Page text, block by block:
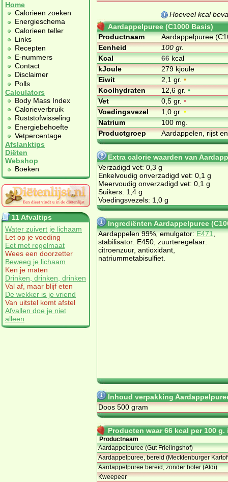
Home
Calorieen zoeken
Energieschema
Calorieen teller
Links
Recepten
E-nummers
Contact
Disclaimer
Polls
Calculators
Body Mass Index
Calorieverbruik
Ruststofwisseling
Energiebehoefte
Vetpercentage
Afslanktips
Diëten
Webshop
Boeken
11 Afvaltips
Water zuivert je lichaam
Let op je voeding
Eet met regelmaat
Wees een doorzetter
Beweeg je lichaam
Ken je maten
Drinken, drinken, drinken
Val af, maar blijf eten
De wekker is je vriend
Van uitstel komt afstel
Afvallen doe je niet
alleen
Hoeveel kcal
Aardappelpuree (C1000 Basis)
Productnaam
Aardappelpuree
Eenheid
100 gr.
Kcal
66kcal
kJoule
279 kjoule
Eiwit
2,1 gr.•
Koolhydraten
12,6 gr.•
Vet
0,5 gr.•
Voedingsvezel
1,0 gr.•
Natrium
100 mg.
Productgroep
Aardappelen, rijst
Extra calorie waarden van
Verzadigd vet: 0,3 g
Enkelvoudig onverzadigd vet: 0,1 g
Meervoudig onverzadigd vet: 0,1 g
Suikers: 1,4 g
Voedingsvezels: 1,0 g
Ingrediënten Aardappelpuree
Aardappelen 99%, emulgator:E471,
stabilisator: E450, zuurteregelaar:
citroenzuur, antioxidant,
natriummetabisulfiet.
Inhoud verpakking
Doos 500 gram
Producten waar 66 kcal per 100
Productnaam
Aardappelpuree (Gut Frielingshof)
Aardappelpuree, bereid (Mecklenburger
Aardappelpuree bereid, zonder boter (Aldi)
Kweepeer